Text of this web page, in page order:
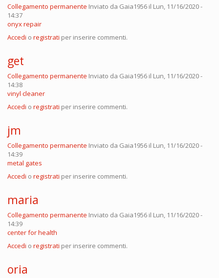
Collegamento permanente Inviato da Gaia1956 il Lun, 11/16/2020 -
14:37
onyx repair
Accedi o registrati per inserire commenti.
get
Collegamento permanente Inviato da Gaia1956 il Lun, 11/16/2020 -
14:38
vinyl cleaner
Accedi o registrati per inserire commenti.
jm
Collegamento permanente Inviato da Gaia1956 il Lun, 11/16/2020 -
14:39
metal gates
Accedi o registrati per inserire commenti.
maria
Collegamento permanente Inviato da Gaia1956 il Lun, 11/16/2020 -
14:39
center for health
Accedi o registrati per inserire commenti.
oria